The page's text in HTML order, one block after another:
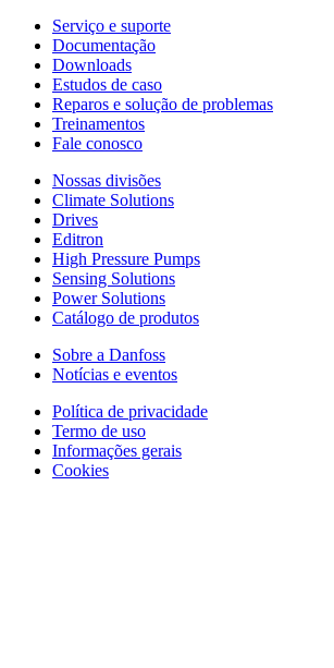
Serviço e suporte
Documentação
Downloads
Estudos de caso
Reparos e solução de problemas
Treinamentos
Fale conosco
Nossas divisões
Climate Solutions
Drives
Editron
High Pressure Pumps
Sensing Solutions
Power Solutions
Catálogo de produtos
Sobre a Danfoss
Notícias e eventos
Política de privacidade
Termo de uso
Informações gerais
Cookies